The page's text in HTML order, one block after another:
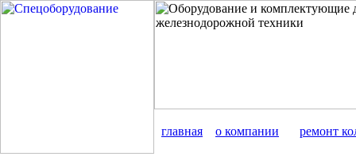
главная о компании ремонт